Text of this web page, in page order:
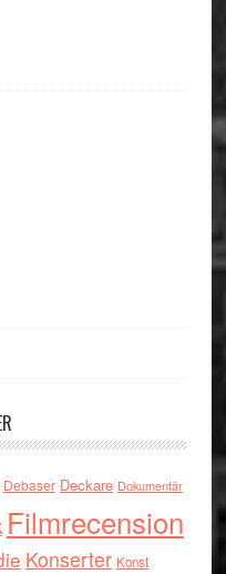
Debaser Deckare Dokumentär
Filmrecension
Konserter Konst